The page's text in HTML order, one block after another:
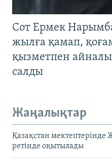
Сот Ермек
жылға қамап,
қызметпен
салды
Жаңалықтар
Қазақстан мектептерінде
ретінде оқытылады